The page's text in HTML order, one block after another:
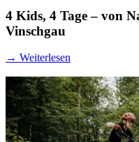
4 Kids, 4 Tage – von
Vinschgau
→ Weiterlesen